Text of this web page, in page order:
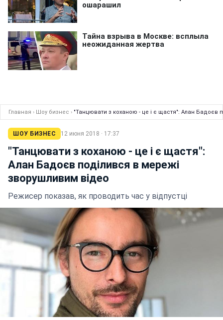
Главная › Шоу бизнес › "Танцювати з коханою - це і є щастя": Алан Бадоєв
ШОУ БИЗНЕС 12 июня 2018 · 17:37
"Танцювати з коханою - це і є щастя":
Алан Бадоєв поділився в мережі
зворушливим відео
Режисер показав, як проводить час у відпустці